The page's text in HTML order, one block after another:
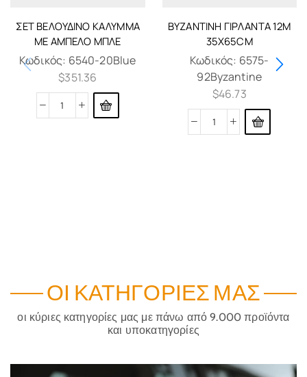
ΣΈΤ ΒΕΛΟΎΔΙΝΟ ΚΆΛΥΜΜΑ
ΜΕ ΆΜΠΕΛΟ ΜΠΛΈ
Κωδικός: 6540-20Blue
$351.36
ΒΥΖΑΝΤΙΝΉ ΓΙΡΛΆΝΤΑ 12M
35X65CM
Κωδικός: 6575-
92Byzantine
$46.73
ΟΙ ΚΑΤΗΓΟΡΊΕΣ ΜΑΣ
οι κύριες κατηγορίες μας με πάνω από 9.000 προϊόντα
και υποκατηγορίες